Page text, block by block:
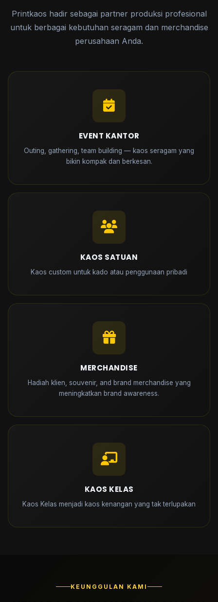
Printkaos hadir sebagai partner produksi profesional
untuk berbagai kebutuhan seragam dan merchandise
perusahaan Anda.
EVENT KANTOR
Outing, gathering, team building — kaos seragam yang
bikin kompak dan berkesan.
KAOS SATUAN
Kaos custom untuk kado atau penggunaan pribadi
MERCHANDISE
Hadiah klien, souvenir, and brand merchandise yang
meningkatkan brand awareness.
KAOS KELAS
Kaos Kelas menjadi kaos kenangan yang tak terlupakan
KEUNGGULAN KAMI